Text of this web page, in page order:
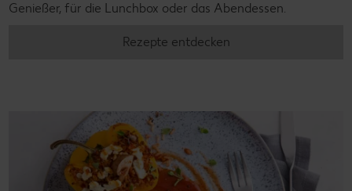
Genießer, für die Lunchbox oder das Abendessen.
Rezepte entdecken